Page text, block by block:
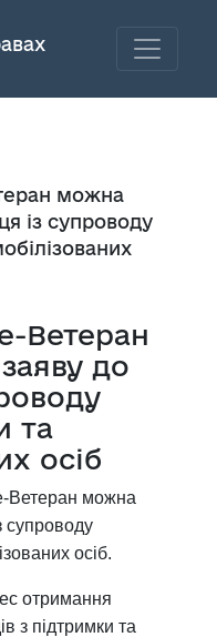
можна
із супроводу
Ветеран
до
та
осіб
Ветеран можна
супроводу
осіб.
отримання
з підтримки та